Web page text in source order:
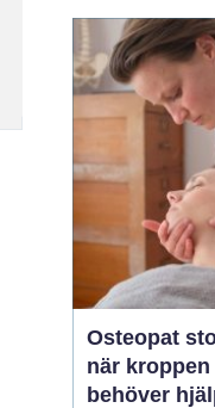
sådant som
träning och
sysslor. M...
Osteopat
när kroppen
behöver